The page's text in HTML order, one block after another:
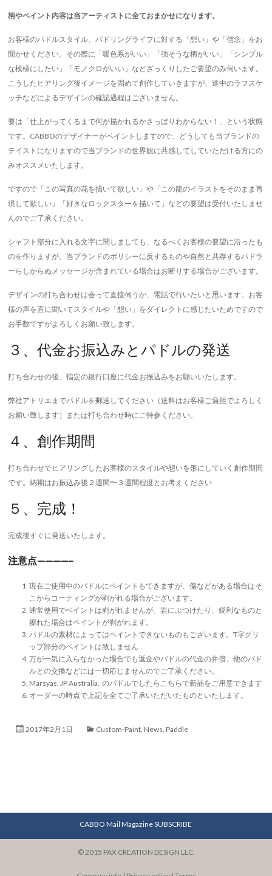
柄やペイント内容は当アーティストに全ておまかせになります。
お客様のパドルスタイル、パドリングライフに対する「想い」や「信念」をお
聞かせください。その際に「暖色系がいい」「強そうな柄がいい」「シンプル
な模様にしたい」「モノクロがいい」などざっくりしたご要望のみ伺います。
こうしたヒアリング後イメージを固めて創作していきますが、途中のラフスケ
ッチなどによるデザインの確認過程はございません。
要は「仕上がってくるまで何が描かれるかさっぱりわからない！」という状態
です。CABBOのデザイナーがペイントしますので、どうしても当ブランドの
テイストになりますので当ブランドの世界観に共感してしていただける方にの
みオススメいたします。
ですので「この写真の花を描いて欲しい」や「この龍のイラストをそのまま再
現して欲しい」「好きなロックスターを描いて」などの要望は受付いたしませ
んのでご了承ください。
シャフト部分に入れる文字に関しましても、なるべくお客様の要望に沿ったも
のを作りますが、当ブランドのポリシーに反するものや自然と共存するパドラ
ーらしからぬメッセージが含まれている場合はお断りする場合がございます。
デザインの打ち合わせは会って直接伺うか、電話で行いたいと思います。お客
様の声を直に聞いてスタイルや「想い」をダイレクトに感じたいためですので
お手数ですがよろしくお願い致します。
３、代金お振込みとパドルの発送
打ち合わせの後、指定の銀行口座に代金お振込みをお願いいたします。
弊社アトリエまでパドルを郵送してください（送料はお客様ご負担でよろしく
お願い致します）または打ち合わせ時にご持参ください。
４、創作期間
打ち合わせでヒアリングしたお客様のスタイルや想いを形にしていく創作期間
です。納期はお振込み後２週間〜３週間程度とお考えください
５、完成！
完成後すぐに発送いたします。
注意点————–
現在ご使用中のパドルにペイントもできますが、傷などがある場合はそ
こからコーティングが剥がれる場合がございます。
通常使用でペイントは剥がれませんが、岩にぶつけたり、鋭利なものと
擦れた場合はペイントが剥がれます。
パドルの素材によってはペイントできないものもございます。T字グリ
ップ部分のペイントは致しません
万が一気に入らなかった場合でも返金やパドルの代金の弁償、他のパド
ルとの交換などには一切応じませんのでご了承ください。
Marsyas, JP Australia, のパドルでしたらこちらで新品をご用意できます
オーダーの時点で上記を全てご了承いただいたものといたします。
2017年2月1日 Custom-Paint News Paddle
CABBO Mail Magazine SUBSCRIBE
© 2015 PAX CREATION DESIGN LLC.